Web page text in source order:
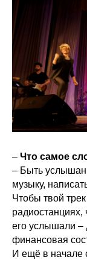
– Что самое
– Быть
музыку,
Чтобы твой
его услышали –
финансовая
И ещё в начале